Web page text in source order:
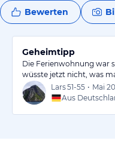
Bewerten
Geheimtipp
Die Ferienwohnung war
wüsste jetzt nicht, was
Lars51-55 • Mai
Aus